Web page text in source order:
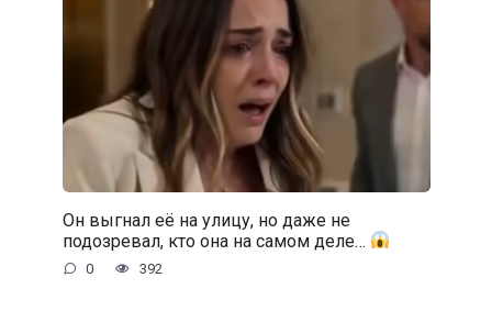
Он выгнал её на улицу, но даже не
подозревал, кто она на самом деле…
0 392